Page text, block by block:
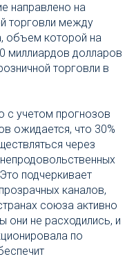
направлено на
торговли между
объем которой на
миллиардов долларов
торговли в
с учетом прогнозов
ожидается, что 30%
через
подчеркивает
каналов,
союза активно
они не расходились, и
по